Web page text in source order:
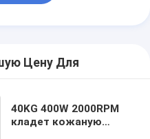
Цену Для
40KG 400W 2000RPM
кладет кожаную